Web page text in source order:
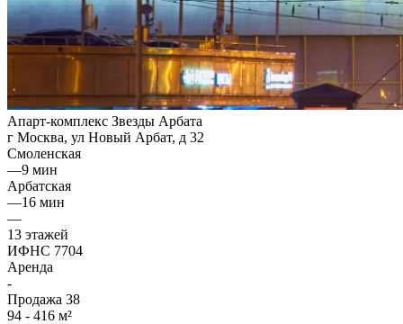
Апарт-комплекс Звезды Арбата
г Москва, ул Новый Арбат, д 32
Смоленская
—9 мин
Арбатская
—16 мин
—
13 этажей
ИФНС 7704
Аренда
-
Продажа 38
94 - 416 м²